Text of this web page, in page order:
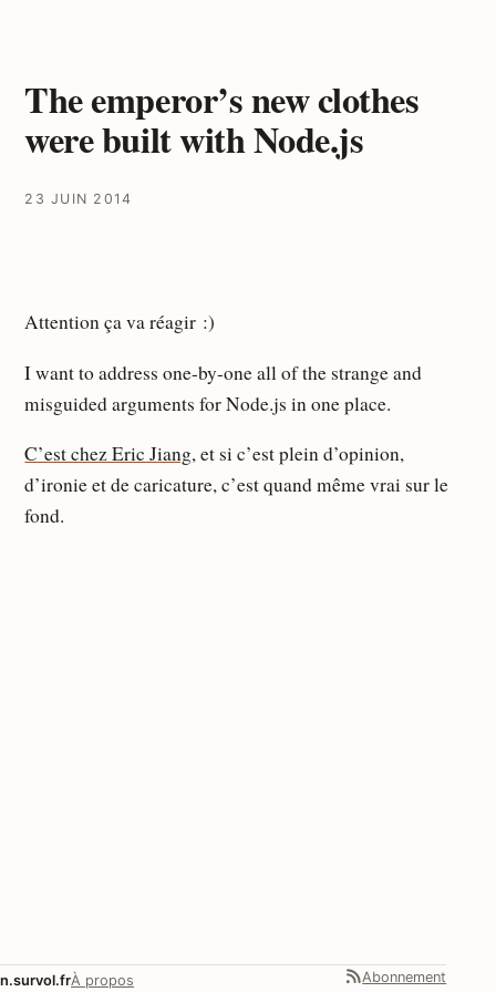
The emperor’s new clothes
were built with Node.js
23 JUIN 2014
Attention ça va réagir :)
I want to address one-by-one all of the strange and
misguided arguments for Node.js in one place.
C’est chez Eric Jiang, et si c’est plein d’opinion,
d’ironie et de caricature, c’est quand même vrai sur le
fond.
n.survol.frÀ propos Abonnement